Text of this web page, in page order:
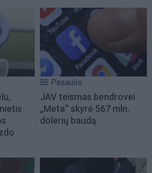
Pasaulis
JAV teismas bendrovei
„Meta“ skyrė 567 mln.
dolerių baudą